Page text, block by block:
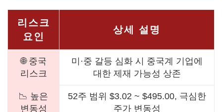
리스크
요인
상세 설명
🌐 중국
리스크
미·중 갈등 심화 시 중국계 기업에
대한 제재 가능성 상존
📉 높은
변동성
52주 범위 $3.02 ~ $495.00, 극심한
주가 변동성